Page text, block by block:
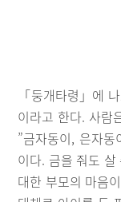
「둥개타령」에
이라고 한다. 사람
”금자동이, 은자
이다. 금을 줘도
대한 부모의 마음